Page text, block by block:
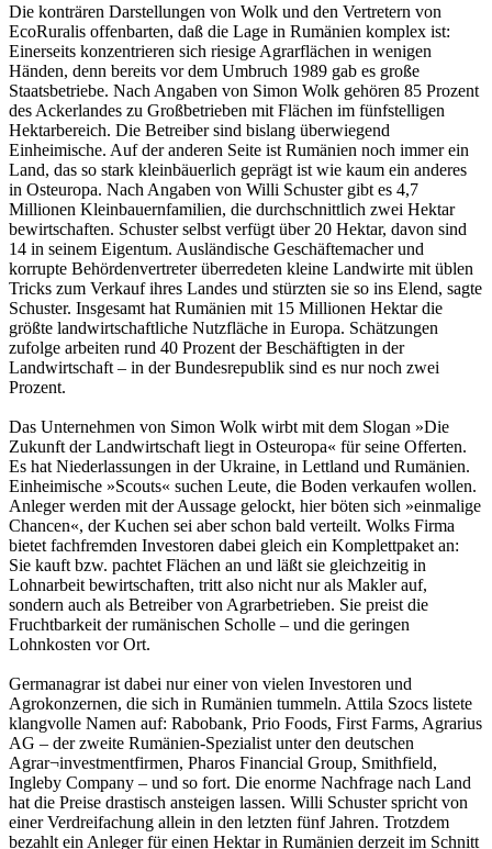
Die konträren Darstellungen von Wolk und den Vertretern von
EcoRuralis offenbarten, daß die Lage in Rumänien komplex ist:
Einerseits konzentrieren sich riesige Agrarflächen in wenigen
Händen, denn bereits vor dem Umbruch 1989 gab es große
Staatsbetriebe. Nach Angaben von Simon Wolk gehören 85 Prozent
des Ackerlandes zu Großbetrieben mit Flächen im fünfstelligen
Hektarbereich. Die Betreiber sind bislang überwiegend
Einheimische. Auf der anderen Seite ist Rumänien noch immer ein
Land, das so stark kleinbäuerlich geprägt ist wie kaum ein anderes
in Osteuropa. Nach Angaben von Willi Schuster gibt es 4,7
Millionen Kleinbauernfamilien, die durchschnittlich zwei Hektar
bewirtschaften. Schuster selbst verfügt über 20 Hektar, davon sind
14 in seinem Eigentum. Ausländische Geschäftemacher und
korrupte Behördenvertreter überredeten kleine Landwirte mit üblen
Tricks zum Verkauf ihres Landes und stürzten sie so ins Elend, sagte
Schuster. Insgesamt hat Rumänien mit 15 Millionen Hektar die
größte landwirtschaftliche Nutzfläche in Europa. Schätzungen
zufolge arbeiten rund 40 Prozent der Beschäftigten in der
Landwirtschaft – in der Bundesrepublik sind es nur noch zwei
Prozent.
Das Unternehmen von Simon Wolk wirbt mit dem Slogan »Die
Zukunft der Landwirtschaft liegt in Osteuropa« für seine Offerten.
Es hat Niederlassungen in der Ukraine, in Lettland und Rumänien.
Einheimische »Scouts« suchen Leute, die Boden verkaufen wollen.
Anleger werden mit der Aussage gelockt, hier böten sich »einmalige
Chancen«, der Kuchen sei aber schon bald verteilt. Wolks Firma
bietet fachfremden Investoren dabei gleich ein Komplettpaket an:
Sie kauft bzw. pachtet Flächen an und läßt sie gleichzeitig in
Lohnarbeit bewirtschaften, tritt also nicht nur als Makler auf,
sondern auch als Betreiber von Agrarbetrieben. Sie preist die
Fruchtbarkeit der rumänischen Scholle – und die geringen
Lohnkosten vor Ort.
Germanagrar ist dabei nur einer von vielen Investoren und
Agrokonzernen, die sich in Rumänien tummeln. Attila Szocs listete
klangvolle Namen auf: Rabobank, Prio Foods, First Farms, Agrarius
AG – der zweite Rumänien-Spezialist unter den deutschen
Agrar¬investmentfirmen, Pharos Financial Group, Smithfield,
Ingleby Company – und so fort. Die enorme Nachfrage nach Land
hat die Preise drastisch ansteigen lassen. Willi Schuster spricht von
einer Verdreifachung allein in den letzten fünf Jahren. Trotzdem
bezahlt ein Anleger für einen Hektar in Rumänien derzeit im Schnitt